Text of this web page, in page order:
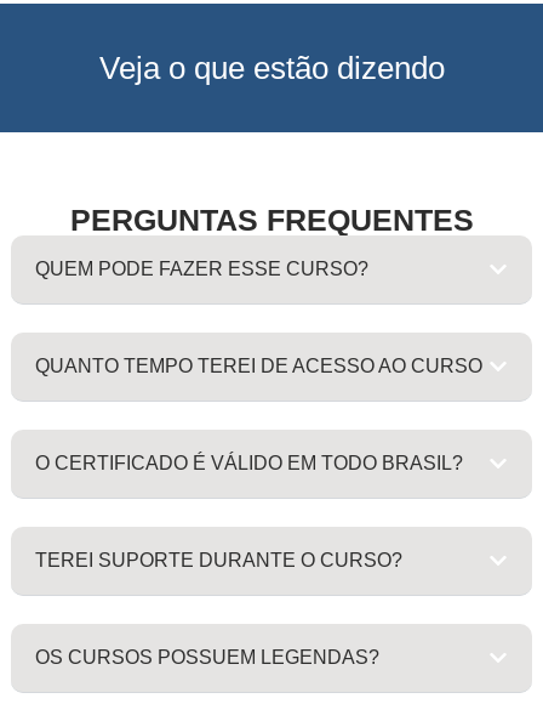
Veja o que estão dizendo
PERGUNTAS FREQUENTES
QUEM PODE FAZER ESSE CURSO?
QUANTO TEMPO TEREI DE ACESSO AO CURSO
O CERTIFICADO É VÁLIDO EM TODO BRASIL?
TEREI SUPORTE DURANTE O CURSO?
OS CURSOS POSSUEM LEGENDAS?